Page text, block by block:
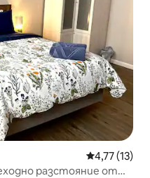
Средна
4,77 (13)
разстояние от